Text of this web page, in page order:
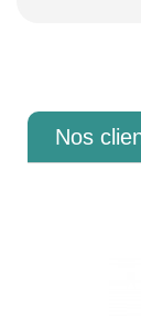
Nos